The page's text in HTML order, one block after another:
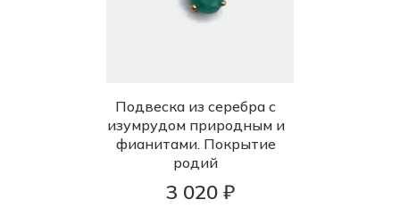
Подвеска из серебра с
изумрудом природным и
фианитами. Покрытие
родий
3 020 ₽